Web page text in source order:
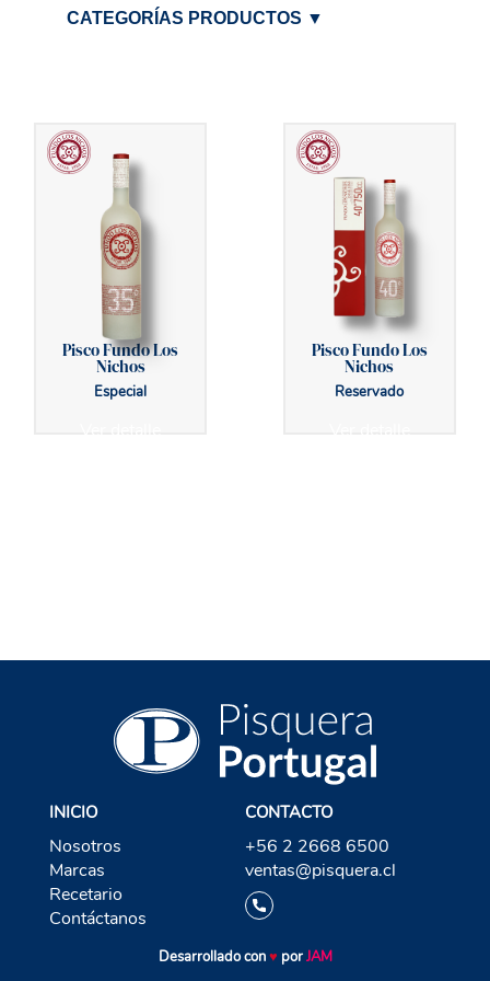
CATEGORÍAS PRODUCTOS ▼
Pisco Fundo Los
Nichos
Especial
Pisco Fundo Los
Nichos
Reservado
INICIO
Nosotros
Marcas
Recetario
Contáctanos
CONTACTO
+56 2 2668 6500
ventas@pisquera.cl
Desarrollado con♥ porJAM